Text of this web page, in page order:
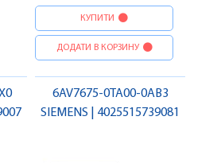
КУПИТИ
ДОДАТИ В КОРЗИНУ
6AV7675-0TA00-0AB3
SIEMENS | 4025515739081